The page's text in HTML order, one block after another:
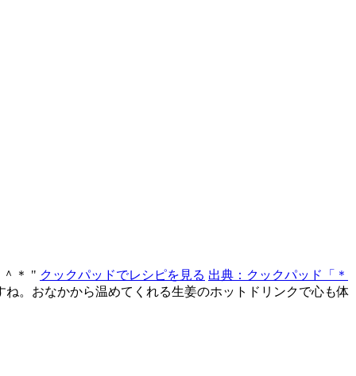
＊ " クックパッドでレシピを見る 出典：クックパッド「＊
。おなかから温めてくれる生姜のホットドリンクで心も体